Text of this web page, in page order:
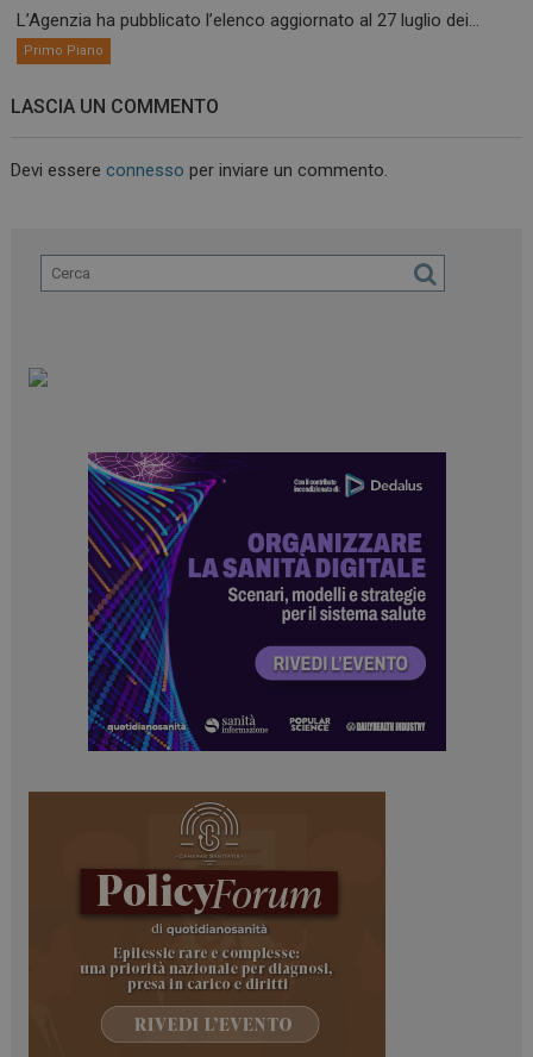
L’Agenzia ha pubblicato l’elenco aggiornato al 27 luglio dei...
Primo Piano
LASCIA UN COMMENTO
Devi essereconnesso per inviare un commento.